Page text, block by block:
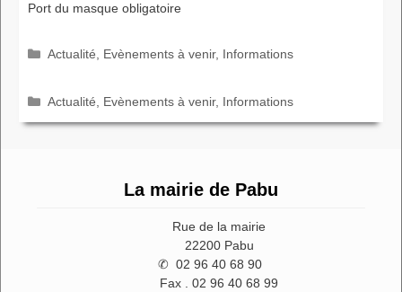
Port du masque obligatoire
Catégories
Actualité, Evènements à venir, Informations
Catégories
Actualité, Evènements à venir, Informations
La mairie de Pabu
Rue de la mairie
22200 Pabu
✆ 02 96 40 68 90
Fax . 02 96 40 68 99